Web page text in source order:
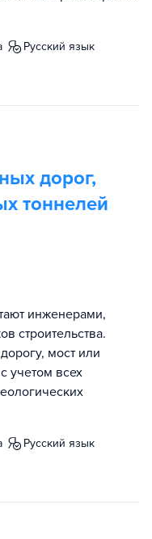
русский язык
дорог,
тоннелей
инженерами,
строительства.
мост или
учетом всех
русский язык